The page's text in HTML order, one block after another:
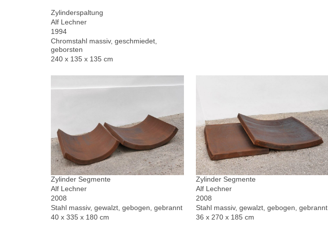
Zylinderspaltung
Alf Lechner
1994
Chromstahl massiv, geschmiedet,
geborsten
240 x 135 x 135 cm
Zylinder Segmente
Alf Lechner
2008
Stahl massiv, gewalzt, gebogen, gebrannt
40 x 335 x 180 cm
Zylinder Segmente
Alf Lechner
2008
Stahl massiv, gewalzt, gebogen, gebrannt
36 x 270 x 185 cm